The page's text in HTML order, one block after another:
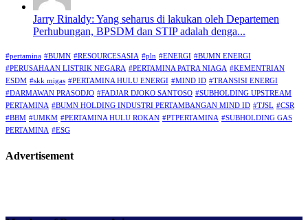
Jarry Rinaldy: Yang seharus di lakukan oleh Departemen
Perhubungan, BPSDM dan STIP adalah denga...
#pertamina #BUMN #RESOURCESASIA #pln #ENERGI #BUMN ENERGI
#PERUSAHAAN LISTRIK NEGARA #PERTAMINA PATRA NIAGA #KEMENTRIAN
ESDM #skk migas #PERTAMINA HULU ENERGI #MIND ID #TRANSISI ENERGI
#DARMAWAN PRASODJO #FADJAR DJOKO SANTOSO #SUBHOLDING UPSTREAM
PERTAMINA #BUMN HOLDING INDUSTRI PERTAMBANGAN MIND ID #TJSL #CSR
#BBM #UMKM #PERTAMINA HULU ROKAN #PTPERTAMINA #SUBHOLDING GAS
PERTAMINA #ESG
Advertisement